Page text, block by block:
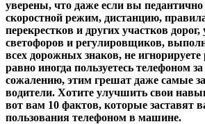
уверены, что даже если вы педантично
скоростной режим, дистанцию,
перекрестков и других участков дорог,
светофоров и регулировщиков,
всех дорожных знаков, не игнорируете
равно иногда пользуетесь телефоном
сожалению, этим грешат даже самые
водители. Хотите улучшить свои
вот вам 10 фактов, которые заставят
пользования телефоном в машине.